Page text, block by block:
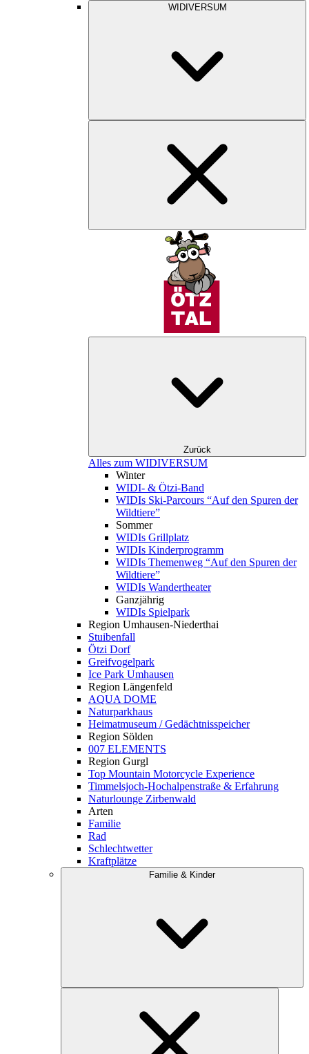
WIDIVERSUM
Zurück
Alles zum WIDIVERSUM
Winter
WIDI- & Ötzi-Band
WIDIs Ski-Parcours “Auf den Spuren der
Wildtiere”
Sommer
WIDIs Grillplatz
WIDIs Kinderprogramm
WIDIs Themenweg “Auf den Spuren der
Wildtiere”
WIDIs Wandertheater
Ganzjährig
WIDIs Spielpark
Region Umhausen-Niederthai
Stuibenfall
Ötzi Dorf
Greifvogelpark
Ice Park Umhausen
Region Längenfeld
AQUA DOME
Naturparkhaus
Heimatmuseum / Gedächtnisspeicher
Region Sölden
007 ELEMENTS
Region Gurgl
Top Mountain Motorcycle Experience
Timmelsjoch-Hochalpenstraße & Erfahrung
Naturlounge Zirbenwald
Arten
Familie
Rad
Schlechtwetter
Kraftplätze
Familie & Kinder